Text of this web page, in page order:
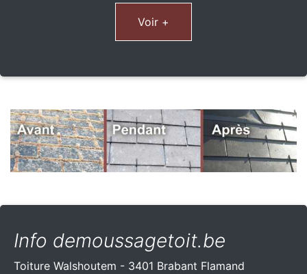
Voir +
Info demoussagetoit.be
Toiture Walshoutem - 3401 Brabant Flamand